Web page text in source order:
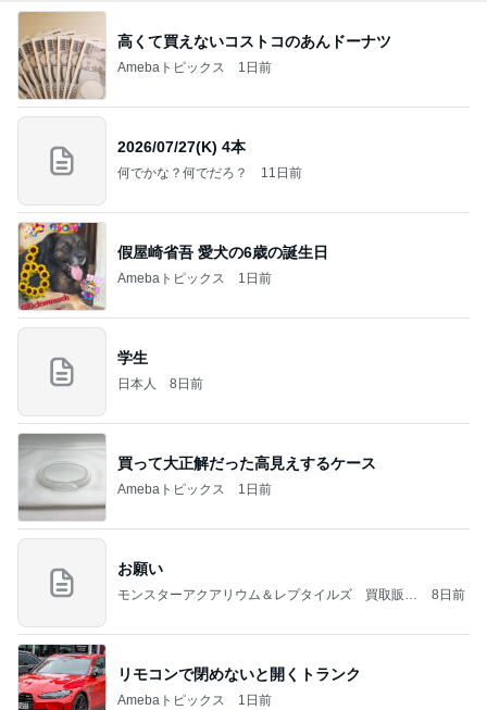
高くて買えないコストコのあんドーナツ
Amebaトピックス 1日前
2026/07/27(K) 4本
何でかな？何でだろ？ 11日前
假屋崎省吾 愛犬の6歳の誕生日
Amebaトピックス 1日前
学生
日本人 8日前
買って大正解だった高見えするケース
Amebaトピックス 1日前
お願い
モンスターアクアリウム＆レプタイルズ 買取販売
8日前
リモコンで閉めないと開くトランク
Amebaトピックス 1日前